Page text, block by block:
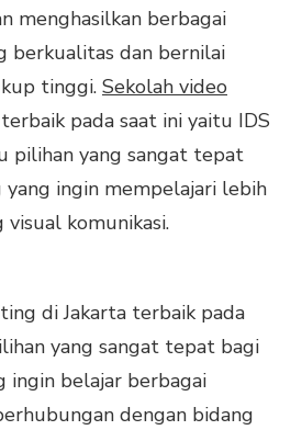
menghasilkan berbagai
berkualitas dan bernilai
tinggi. Sekolah video
terbaik pada saat ini yaitu IDS
pilihan yang sangat tepat
yang ingin mempelajari lebih
komunikasi.
di Jakarta terbaik pada
yang sangat tepat bagi
ingin belajar berbagai
dengan bidang